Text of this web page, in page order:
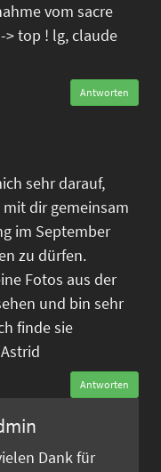
vom sacre
top ! lg, claude
Antworten
sehr darauf,
dir gemeinsam
im September
zu dürfen.
Fotos aus der
und bin sehr
finde sie
Antworten
Dank für